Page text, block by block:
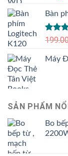
Bàn
Được
4.00 5
sao
Máy
SẢN PHẨM
Bo